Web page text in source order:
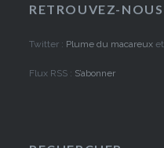
RETROUVEZ-NOUS
Twitter : Plume du macareux et
Flux RSS : S’abonner